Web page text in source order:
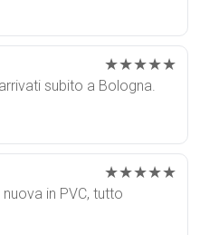
★★★★★
subito a Bologna.
★★★★★
in PVC, tutto